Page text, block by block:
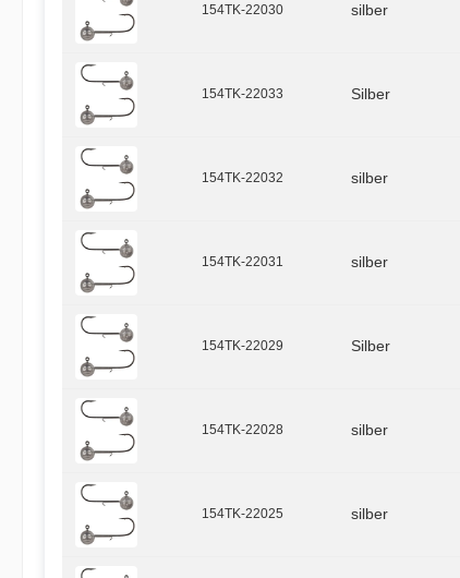
154TK-22030 silber
154TK-22033 Silber
154TK-22032 silber
154TK-22031 silber
154TK-22029 Silber
154TK-22028 silber
154TK-22025 silber